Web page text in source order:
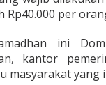
Rp40.000 per
ini
kantor
masyarakat yang